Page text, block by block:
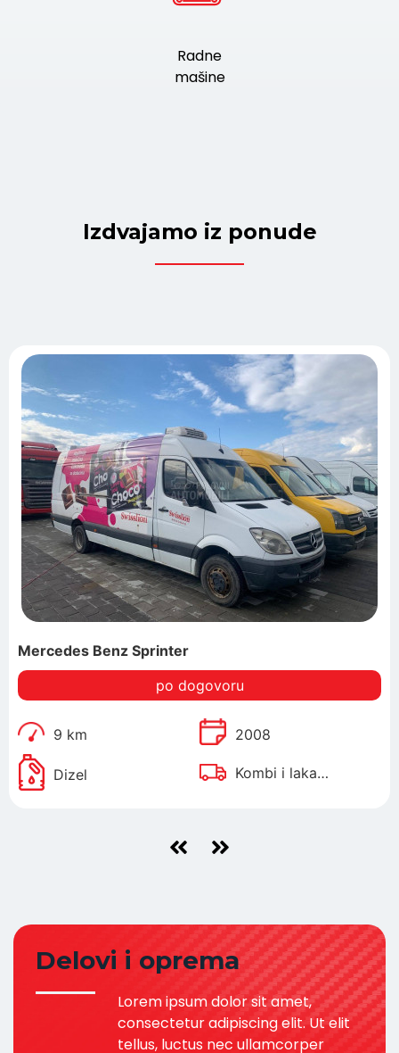
Radne
mašine
Izdvajamo iz ponude
Mercedes Benz Sprinter
po dogovoru
9 km 2008
Dizel
Kombi i laka
Delovi i oprema
Lorem ipsum dolor sit amet,
consectetur adipiscing elit. Ut elit
tellus, luctus nec ullamcorper